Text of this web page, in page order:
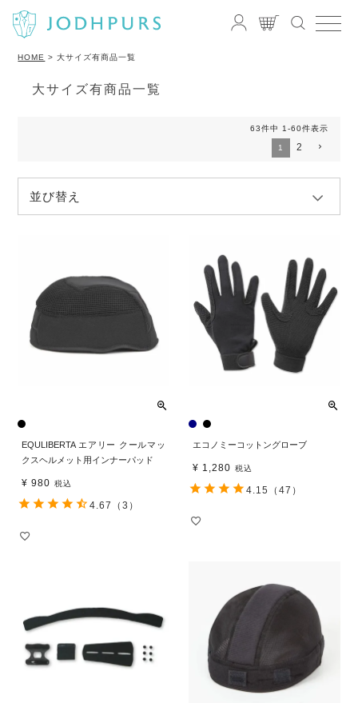
HOME 大サイズ有商品一覧
大サイズ有商品一覧
並び替え
63件中 1 -60件表示
1 2
EQULIBERTA エアリー クールマッ
クスヘルメット用インナーパッド
¥ 980 税込
4.67 （3）
エコノミーコットングローブ
¥ 1,280 税込
4.15 （47）